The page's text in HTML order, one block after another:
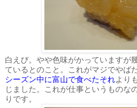
白えび。やや色味がかっていますが
ているとのこと。これがマジでやば
シーズン中に富山で食べたそれより
じました。これが仕事というものな
りです。